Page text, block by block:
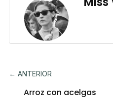
← ANTERIOR
Arroz con acelgas